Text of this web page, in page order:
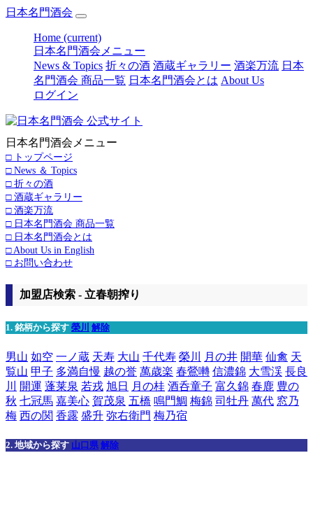
日本名門酒会
Home (current)
日本名門酒会メニュー
News & Topics 折々の酒 酒蔵ギャラリー 酒楽万流 日本
名門酒会 商品一覧 日本名門酒会とは About Us
ログイン
日本名門酒会メニュー
□ トップページ
□ News ＆ Topics
□ 折々の酒
□ 酒蔵ギャラリー
□ 酒楽万流
□ 日本名門酒会 商品一覧
□ 日本名門酒会とは
□ About Us in English
□ お問い合わせ
加盟店検索 - 立春朝搾り
1. 銘柄から探す 榮川 解除
男山 如空 一ノ蔵 天寿 大山 千代寿 榮川 月の井 開華 仙禽 天
覧山 甲子 多満自慢 越の誉 萬歳楽 春鶯囀 信濃錦 大雪渓 長良
川
開運 蓬莱泉 若戎 旭日 月の桂 酒呑童子 富久錦 春鹿 豊の
秋 七冠馬 嘉美心 賀茂泉 五橋 鳴門鯛 梅錦 司牡丹 萬代 窓乃
梅 西の関 香露 盛升 弥右衛門 梅乃宿
2. 地域から探す 山口県 解除